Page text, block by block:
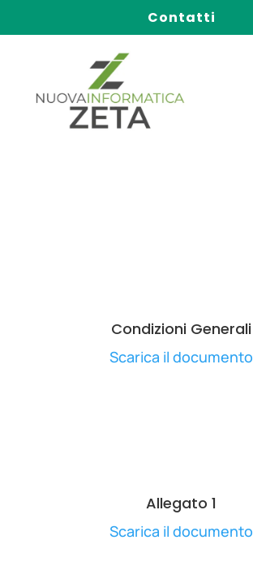
Contatti
Condizioni Generali
Scarica il documento
Allegato 1
Scarica il documento